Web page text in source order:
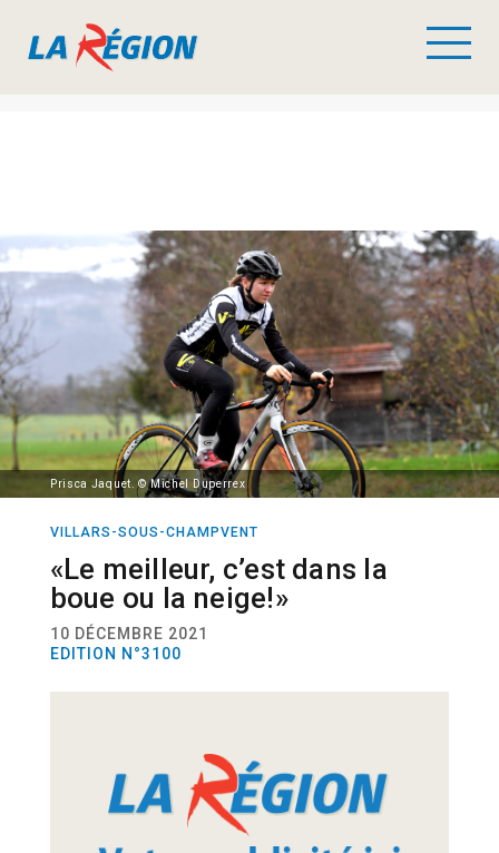
Prisca Jaquet. © Michel Duperrex
VILLARS-SOUS-CHAMPVENT
«Le meilleur, c’est dans la
boue ou la neige!»
10 DÉCEMBRE 2021
EDITION N°3100